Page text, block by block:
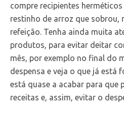
compre recipientes
restinho de arroz que sobrou,
refeição. Tenha ainda muita
produtos, para evitar deitar
mês, por exemplo no final do
despensa e veja o que já está
está quase a acabar para que
receitas e, assim, evitar o